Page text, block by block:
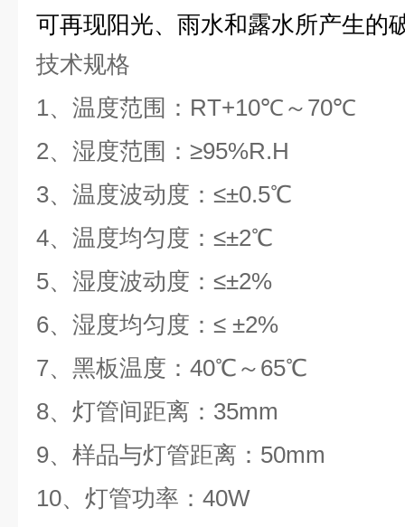
可再现阳光、雨水和露水所产生的
技术规格
1、温度范围：RT+10℃～70℃
2、湿度范围：≥95%R.H
3、温度波动度：≤±0.5℃
4、温度均匀度：≤±2℃
5、湿度波动度：≤±2%
6、湿度均匀度：≤ ±2%
7、黑板温度：40℃～65℃
8、灯管间距离：35mm
9、样品与灯管距离：50mm
10、灯管功率：40W